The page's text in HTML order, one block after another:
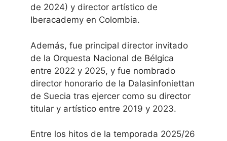
de 2024) y director artístico de
Iberacademy en Colombia.
Además, fue principal director invitado
de la Orquesta Nacional de Bélgica
entre 2022 y 2025, y fue nombrado
director honorario de la Dalasinfoniettan
de Suecia tras ejercer como su director
titular y artístico entre 2019 y 2023.
Entre los hitos de la temporada 2025/26